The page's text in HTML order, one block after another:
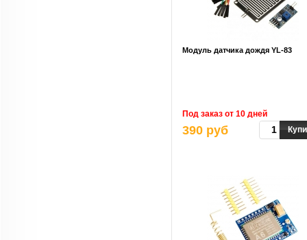
Модуль датчика дождя YL-83
Под заказ от 10 дней
390 руб